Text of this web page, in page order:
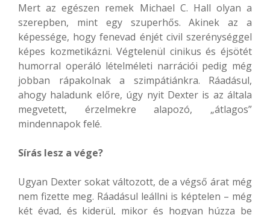
Mert az egészen remek Michael C. Hall olyan a
szerepben, mint egy szuperhős. Akinek az a
képessége, hogy fenevad énjét civil szerénységgel
képes kozmetikázni. Végtelenül cinikus és éjsötét
humorral operáló lételméleti narrációi pedig még
jobban rápakolnak a szimpátiánkra. Ráadásul,
ahogy haladunk előre, úgy nyit Dexter is az általa
megvetett, érzelmekre alapozó, „átlagos”
mindennapok felé.
Sírás lesz a vége?
Ugyan Dexter sokat változott, de a végső árat még
nem fizette meg. Ráadásul leállni is képtelen – még
két évad, és kiderül, mikor és hogyan húzza be